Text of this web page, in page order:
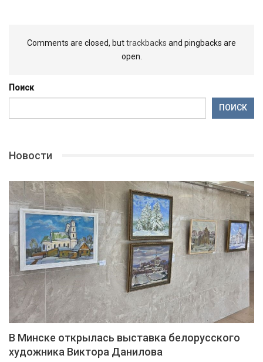
Comments are closed, buttrackbacks and pingbacks are
open.
Поиск
ПОИСК
Новости
В Минске открылась выставка белорусского
художника Виктора Данилова